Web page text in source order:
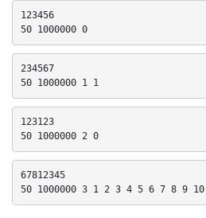
123456
50 1000000 0
234567
50 1000000 1 1
123123
50 1000000 2 0
67812345
50 1000000 3 1 2 3 4 5 6 7 8 9